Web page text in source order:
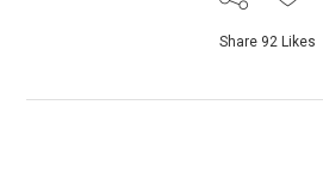
Share 92Likes